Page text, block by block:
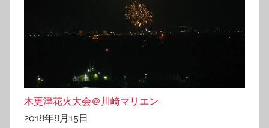
木更津花火大会＠川崎マリエン
2018年8月15日